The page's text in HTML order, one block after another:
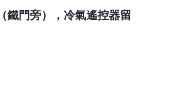
鐵門旁），冷氣遙控器留